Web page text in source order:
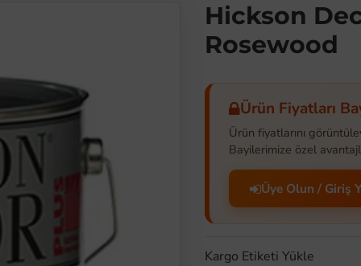
Hickson
Rosewood
Ürün Fiyatları
Ürün fiyatlarını
Bayilerimize özel
Üye Olun / Giriş
Kargo Etiketi Yükle
STOK